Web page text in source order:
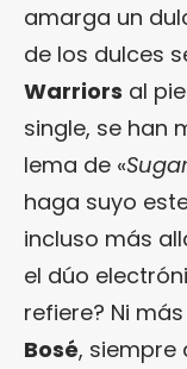
amarga un
de los dulces
Warriors al
single, se han
lema de «
haga suyo
incluso más
el dúo
refiere? Ni
Bosé, siempre